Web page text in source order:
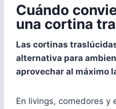
Cuándo
una cortina
Las cortinas
alternativa para
aprovechar al máximo
En livings, comedores y